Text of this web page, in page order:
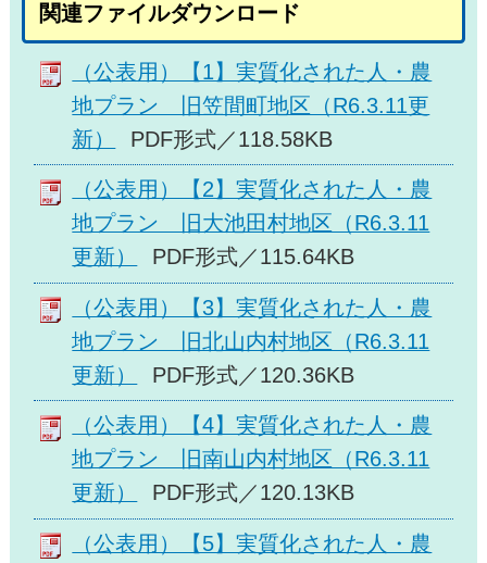
関連ファイルダウンロード
（公表用）【1】実質化された人・農
地プラン 旧笠間町地区（R6.3.11更
新）
PDF形式／118.58KB
（公表用）【2】実質化された人・農
地プラン 旧大池田村地区（R6.3.11
更新）
PDF形式／115.64KB
（公表用）【3】実質化された人・農
地プラン 旧北山内村地区（R6.3.11
更新）
PDF形式／120.36KB
（公表用）【4】実質化された人・農
地プラン 旧南山内村地区（R6.3.11
更新）
PDF形式／120.13KB
（公表用）【5】実質化された人・農